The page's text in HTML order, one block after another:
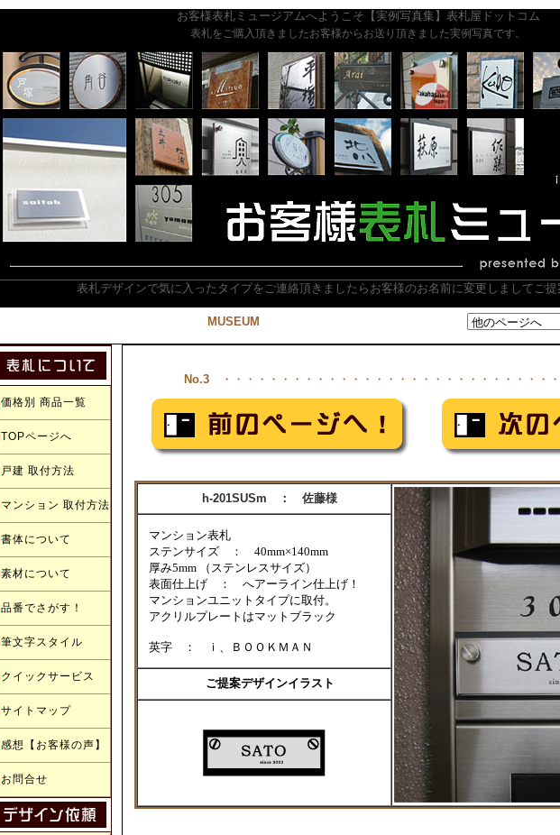
お客様表札ミュージアムへようこそ【実例写真集】表札屋ドットコム
表札をご購入頂きましたお客様からお送り頂きました実例写真です。
表札デザインで気に入ったタイプをご連絡頂きましたらお客様のお名前に変更しましてご
MUSEUM
No.3・・・・・・・・・・・・・・・・・・・・・・・・・・・・
h-201SUSm ： 佐藤様
マンション表札
ステンサイズ ： 40mm×140mm
厚み5mm （ステンレスサイズ）
表面仕上げ ： へアーライン仕上げ！
マンションユニットタイプに取付。
アクリルプレートはマットブラック
英字 ： ｉ、ＢＯＯＫＭＡＮ
ご提案デザインイラスト
価格別 商品一覧
TOPページへ
戸建 取付方法
マンション 取付方法
書体について
素材について
品番でさがす！
筆文字スタイル
クイックサービス
サイトマップ
感想【お客様の声】
お問合せ